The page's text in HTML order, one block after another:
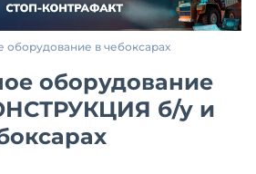
в чебоксарах
оборудование
б/у и